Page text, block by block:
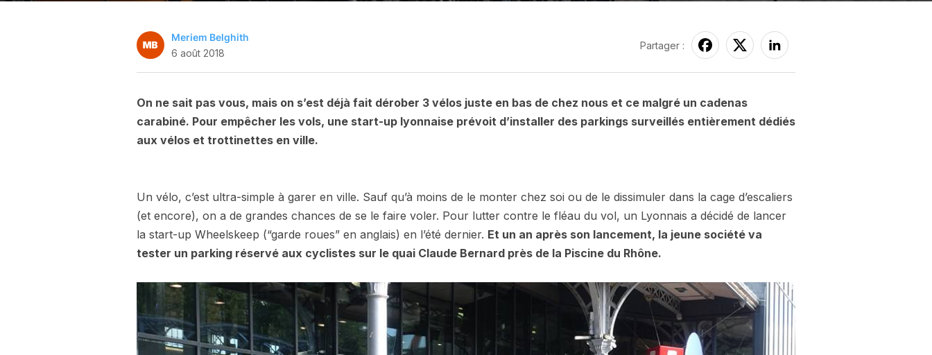
Meriem Belghith
6 août 2018
Partager :
On ne sait pas vous, mais on s’est déjà fait dérober 3 vélos juste en bas de chez nous et ce malgré un cadenas
carabiné. Pour empêcher les vols, une start-up lyonnaise prévoit d’installer des parkings surveillés entièrement dédiés
aux vélos et trottinettes en ville.
Un vélo, c’est ultra-simple à garer en ville. Sauf qu’à moins de le monter chez soi ou de le dissimuler dans la cage d’escaliers
(et encore), on a de grandes chances de se le faire voler. Pour lutter contre le fléau du vol, un Lyonnais a décidé de lancer
la start-up Wheelskeep (“garde roues” en anglais) en l’été dernier. Et un an après son lancement, la jeune société va
tester un parking réservé aux cyclistes sur le quai Claude Bernard près de la Piscine du Rhône.